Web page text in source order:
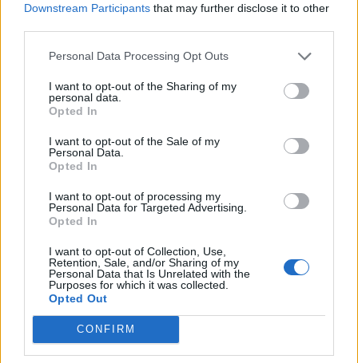
Downstream Participants that may further disclose it to other
Personal Data Processing Opt Outs
I want to opt-out of the Sharing of my
personal data.
Opted In
I want to opt-out of the Sale of my
Personal Data.
Opted In
I want to opt-out of processing my
Personal Data for Targeted Advertising.
Opted In
I want to opt-out of Collection, Use,
Retention, Sale, and/or Sharing of my
Personal Data that Is Unrelated with the
Purposes for which it was collected.
Opted Out
CONFIRM
O
L L
A
A D
O
I A
L
O A
O L
A
L
O A
BUSCAR MÁS
RESPUESTAS
Por favor seleccione los niveles:
Palabras Conectadas Respuesta de nivel 26638